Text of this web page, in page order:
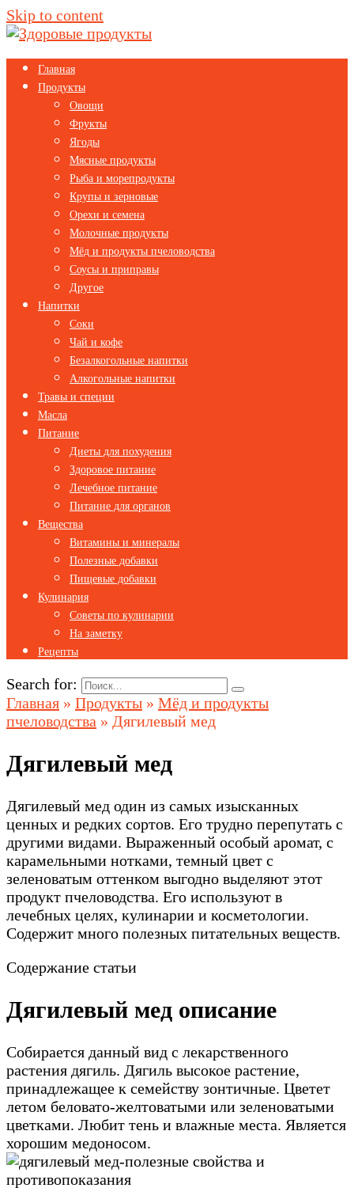
Skip to content
Главная
Продукты
Овощи
Фрукты
Ягоды
Мясные продукты
Рыба и морепродукты
Крупы и зерновые
Орехи и семена
Молочные продукты
Мёд и продукты пчеловодства
Соусы и приправы
Другое
Напитки
Соки
Чай и кофе
Безалкогольные напитки
Алкогольные напитки
Травы и специи
Масла
Питание
Диеты для похудения
Здоровое питание
Лечебное питание
Питание для органов
Вещества
Витамины и минералы
Полезные добавки
Пищевые добавки
Кулинария
Советы по кулинарии
На заметку
Рецепты
Search for:
Главная » Продукты » Мёд и продукты
пчеловодства » Дягилевый мед
Дягилевый мед
Дягилевый мед один из самых изысканных
ценных и редких сортов. Его трудно перепутать с
другими видами. Выраженный особый аромат, с
карамельными нотками, темный цвет с
зеленоватым оттенком выгодно выделяют этот
продукт пчеловодства. Его используют в
лечебных целях, кулинарии и косметологии.
Содержит много полезных питательных веществ.
Содержание статьи
Дягилевый мед описание
Собирается данный вид с лекарственного
растения дягиль. Дягиль высокое растение,
принадлежащее к семейству зонтичные. Цветет
летом беловато-желтоватыми или зеленоватыми
цветками. Любит тень и влажные места. Является
хорошим медоносом.